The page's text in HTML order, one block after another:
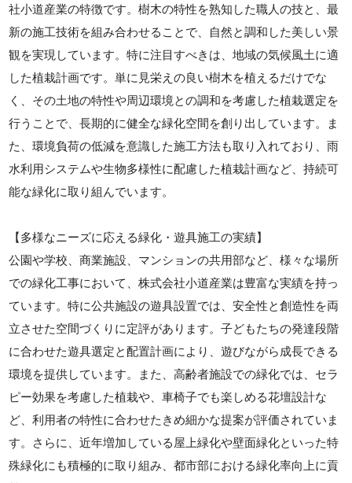
社小道産業の特徴です。樹木の特性を熟知した職人の技と、最
新の施工技術を組み合わせることで、自然と調和した美しい景
観を実現しています。特に注目すべきは、地域の気候風土に適
した植栽計画です。単に見栄えの良い樹木を植えるだけでな
く、その土地の特性や周辺環境との調和を考慮した植栽選定を
行うことで、長期的に健全な緑化空間を創り出しています。ま
た、環境負荷の低減を意識した施工方法も取り入れており、雨
水利用システムや生物多様性に配慮した植栽計画など、持続可
能な緑化に取り組んでいます。
【多様なニーズに応える緑化・遊具施工の実績】
公園や学校、商業施設、マンションの共用部など、様々な場所
での緑化工事において、株式会社小道産業は豊富な実績を持っ
ています。特に公共施設の遊具設置では、安全性と創造性を両
立させた空間づくりに定評があります。子どもたちの発達段階
に合わせた遊具選定と配置計画により、遊びながら成長できる
環境を提供しています。また、高齢者施設での緑化では、セラ
ピー効果を考慮した植栽や、車椅子でも楽しめる花壇設計な
ど、利用者の特性に合わせたきめ細かな提案が評価されていま
す。さらに、近年増加している屋上緑化や壁面緑化といった特
殊緑化にも積極的に取り組み、都市部における緑化率向上に貢